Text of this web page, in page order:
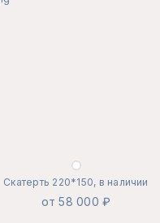
Скатерть 220*150, в наличии
от 58 000 ₽